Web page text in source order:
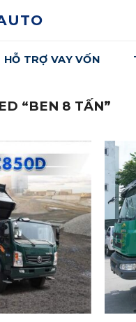
HỖ TRỢ VAY VỐN
“BEN 8 TẤN”
Yêu
Thích